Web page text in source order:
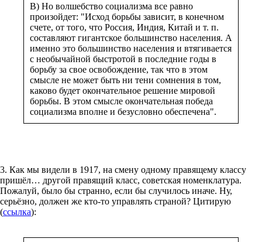
В) Но волшебство социализма все равно
произойдет: "Исход борьбы зависит, в конечном
счете, от того, что Россия, Индия, Китай и т. п.
составляют гигантское большинство населения. А
именно это большинство населения и втягивается
с необычайной быстротой в последние годы в
борьбу за свое освобождение, так что в этом
смысле не может быть ни тени сомнения в том,
каково будет окончательное решение мировой
борьбы. В этом смысле окончательная победа
социализма вполне и безусловно обеспечена".
3. Как мы видели в 1917, на смену одному правящему классу
пришёл… другой правящий класс, советская номенклатура.
Пожалуй, было бы странно, если бы случилось иначе. Ну,
серьёзно, должен же кто-то управлять страной? Цитирую
(ссылка):